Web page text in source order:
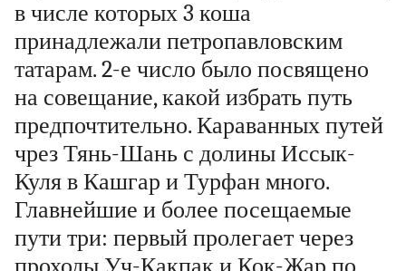
в числе которых 3 коша
принадлежали петропавловским
татарам. 2-е число было посвящено
на совещание, какой избрать путь
предпочтительно. Караванных путей
чрез Тянь-Шань с долины Иссык-
Куля в Кашгар и Турфан много.
Главнейшие и более посещаемые
пути три: первый пролегает через